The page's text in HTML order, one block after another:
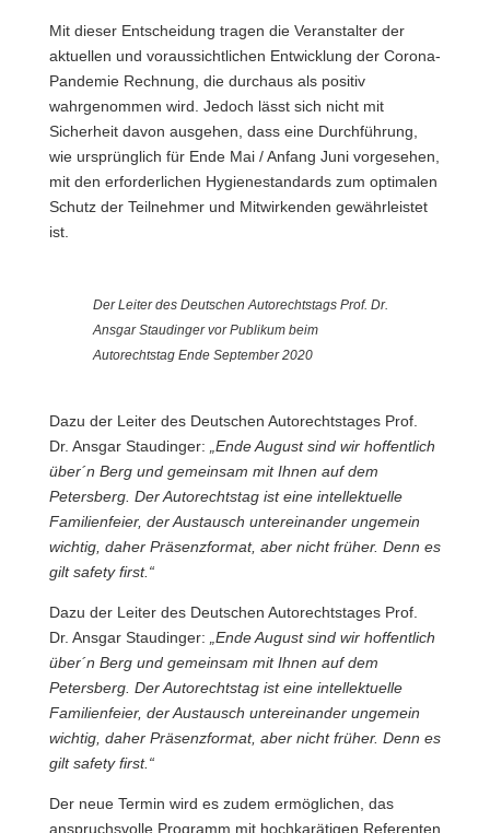
Mit dieser Entscheidung tragen die Veranstalter der
aktuellen und voraussichtlichen Entwicklung der Corona-
Pandemie Rechnung, die durchaus als positiv
wahrgenommen wird. Jedoch lässt sich nicht mit
Sicherheit davon ausgehen, dass eine Durchführung,
wie ursprünglich für Ende Mai / Anfang Juni vorgesehen,
mit den erforderlichen Hygienestandards zum optimalen
Schutz der Teilnehmer und Mitwirkenden gewährleistet
ist.
Der Leiter des Deutschen Autorechtstags Prof. Dr.
Ansgar Staudinger vor Publikum beim
Autorechtstag Ende September 2020
Dazu der Leiter des Deutschen Autorechtstages Prof.
Dr. Ansgar Staudinger:
„Ende August sind wir hoffentlich
über´n Berg und gemeinsam mit Ihnen auf dem
Petersberg. Der Autorechtstag ist eine intellektuelle
Familienfeier, der Austausch untereinander ungemein
wichtig, daher Präsenzformat, aber nicht früher. Denn es
gilt safety first.“
Dazu der Leiter des Deutschen Autorechtstages Prof.
Dr. Ansgar Staudinger:
„Ende August sind wir hoffentlich
über´n Berg und gemeinsam mit Ihnen auf dem
Petersberg. Der Autorechtstag ist eine intellektuelle
Familienfeier, der Austausch untereinander ungemein
wichtig, daher Präsenzformat, aber nicht früher. Denn es
gilt safety first.“
Der neue Termin wird es zudem ermöglichen, das
anspruchsvolle Programm mit hochkarätigen Referenten